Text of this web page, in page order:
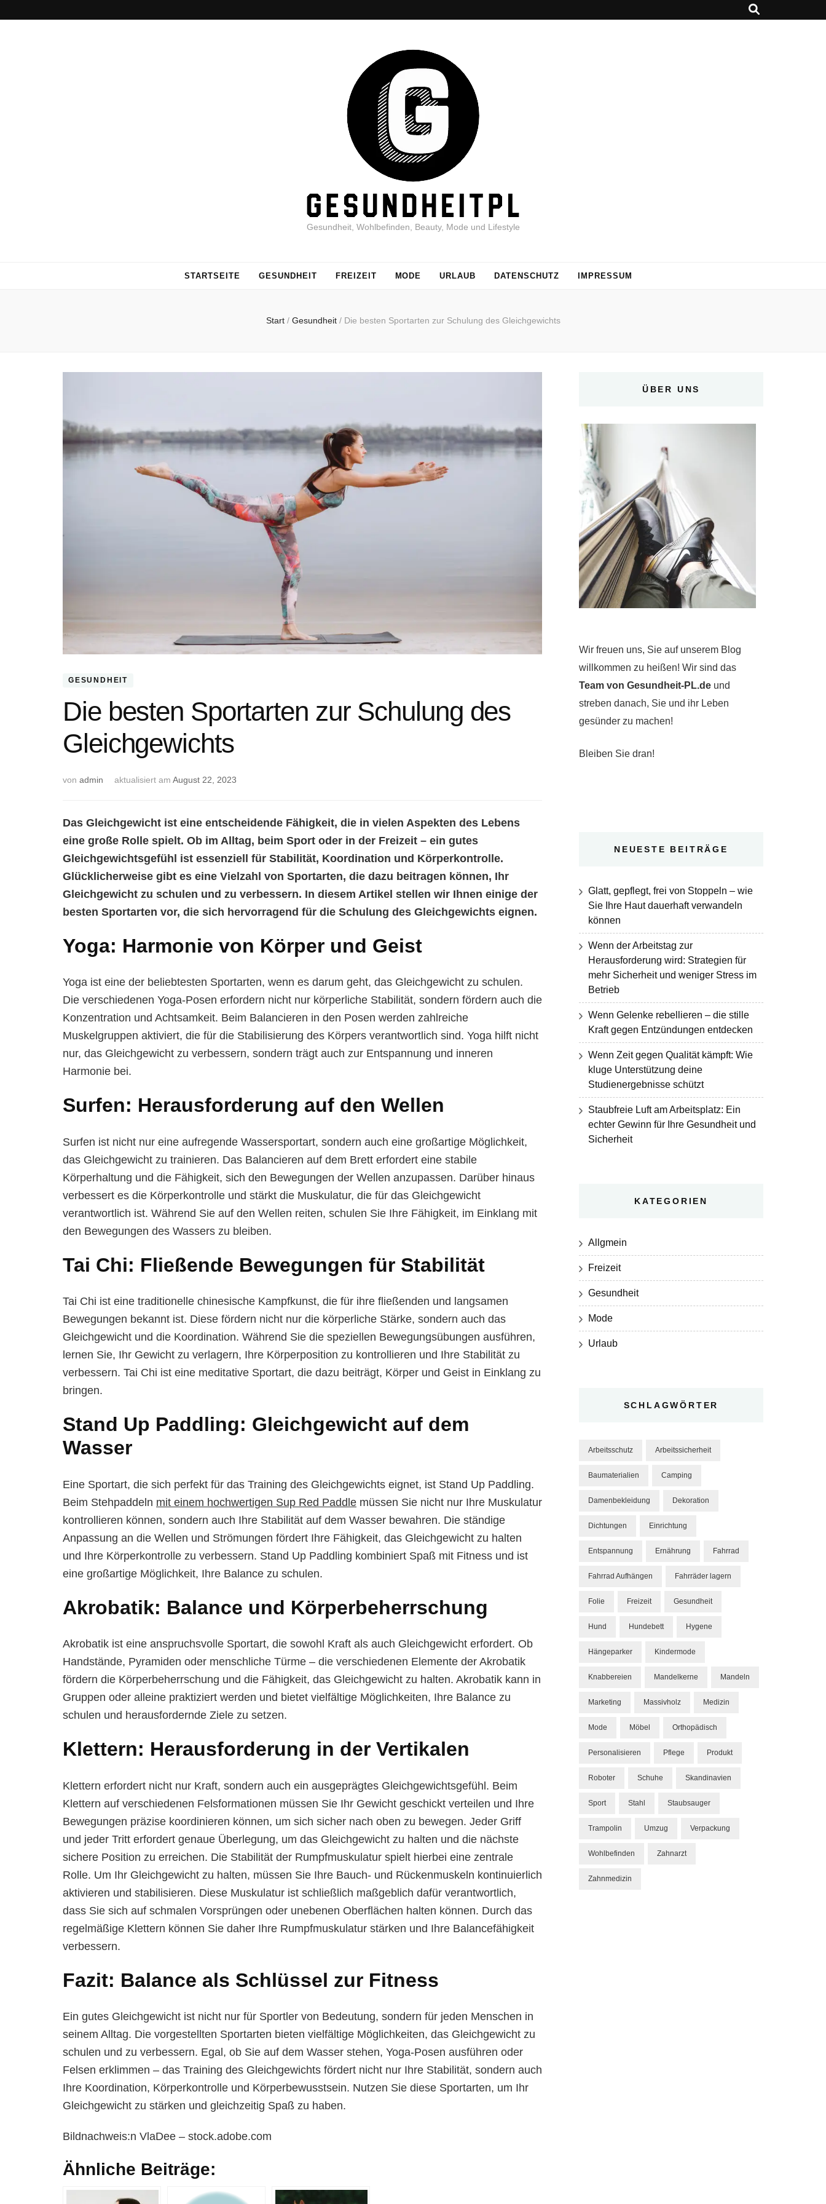
Gesundheit, Wohlbefinden, Beauty, Mode und Lifestyle
STARTSEITE GESUNDHEIT FREIZEIT MODE URLAUB DATENSCHUTZ IMPRESSUM
Start / Gesundheit / Die besten Sportarten zur Schulung des Gleichgewichts
GESUNDHEIT
Die besten Sportarten zur Schulung des
Gleichgewichts
von admin aktualisiert am August 22, 2023
Das Gleichgewicht ist eine entscheidende Fähigkeit, die in vielen Aspekten des Lebens
eine große Rolle spielt. Ob im Alltag, beim Sport oder in der Freizeit – ein gutes
Gleichgewichtsgefühl ist essenziell für Stabilität, Koordination und Körperkontrolle.
Glücklicherweise gibt es eine Vielzahl von Sportarten, die dazu beitragen können, Ihr
Gleichgewicht zu schulen und zu verbessern. In diesem Artikel stellen wir Ihnen einige der
besten Sportarten vor, die sich hervorragend für die Schulung des Gleichgewichts eignen.
Yoga: Harmonie von Körper und Geist
Yoga ist eine der beliebtesten Sportarten, wenn es darum geht, das Gleichgewicht zu schulen.
Die verschiedenen Yoga-Posen erfordern nicht nur körperliche Stabilität, sondern fördern auch die
Konzentration und Achtsamkeit. Beim Balancieren in den Posen werden zahlreiche
Muskelgruppen aktiviert, die für die Stabilisierung des Körpers verantwortlich sind. Yoga hilft nicht
nur, das Gleichgewicht zu verbessern, sondern trägt auch zur Entspannung und inneren
Harmonie bei.
Surfen: Herausforderung auf den Wellen
Surfen ist nicht nur eine aufregende Wassersportart, sondern auch eine großartige Möglichkeit,
das Gleichgewicht zu trainieren. Das Balancieren auf dem Brett erfordert eine stabile
Körperhaltung und die Fähigkeit, sich den Bewegungen der Wellen anzupassen. Darüber hinaus
verbessert es die Körperkontrolle und stärkt die Muskulatur, die für das Gleichgewicht
verantwortlich ist. Während Sie auf den Wellen reiten, schulen Sie Ihre Fähigkeit, im Einklang mit
den Bewegungen des Wassers zu bleiben.
Tai Chi: Fließende Bewegungen für Stabilität
Tai Chi ist eine traditionelle chinesische Kampfkunst, die für ihre fließenden und langsamen
Bewegungen bekannt ist. Diese fördern nicht nur die körperliche Stärke, sondern auch das
Gleichgewicht und die Koordination. Während Sie die speziellen Bewegungsübungen ausführen,
lernen Sie, Ihr Gewicht zu verlagern, Ihre Körperposition zu kontrollieren und Ihre Stabilität zu
verbessern. Tai Chi ist eine meditative Sportart, die dazu beiträgt, Körper und Geist in Einklang zu
bringen.
Stand Up Paddling: Gleichgewicht auf dem
Wasser
Eine Sportart, die sich perfekt für das Training des Gleichgewichts eignet, ist Stand Up Paddling.
Beim Stehpaddeln mit einem hochwertigen Sup Red Paddle müssen Sie nicht nur Ihre Muskulatur
kontrollieren können, sondern auch Ihre Stabilität auf dem Wasser bewahren. Die ständige
Anpassung an die Wellen und Strömungen fördert Ihre Fähigkeit, das Gleichgewicht zu halten
und Ihre Körperkontrolle zu verbessern. Stand Up Paddling kombiniert Spaß mit Fitness und ist
eine großartige Möglichkeit, Ihre Balance zu schulen.
Akrobatik: Balance und Körperbeherrschung
Akrobatik ist eine anspruchsvolle Sportart, die sowohl Kraft als auch Gleichgewicht erfordert. Ob
Handstände, Pyramiden oder menschliche Türme – die verschiedenen Elemente der Akrobatik
fördern die Körperbeherrschung und die Fähigkeit, das Gleichgewicht zu halten. Akrobatik kann in
Gruppen oder alleine praktiziert werden und bietet vielfältige Möglichkeiten, Ihre Balance zu
schulen und herausfordernde Ziele zu setzen.
Klettern: Herausforderung in der Vertikalen
Klettern erfordert nicht nur Kraft, sondern auch ein ausgeprägtes Gleichgewichtsgefühl. Beim
Klettern auf verschiedenen Felsformationen müssen Sie Ihr Gewicht geschickt verteilen und Ihre
Bewegungen präzise koordinieren können, um sich sicher nach oben zu bewegen. Jeder Griff
und jeder Tritt erfordert genaue Überlegung, um das Gleichgewicht zu halten und die nächste
sichere Position zu erreichen. Die Stabilität der Rumpfmuskulatur spielt hierbei eine zentrale
Rolle. Um Ihr Gleichgewicht zu halten, müssen Sie Ihre Bauch- und Rückenmuskeln kontinuierlich
aktivieren und stabilisieren. Diese Muskulatur ist schließlich maßgeblich dafür verantwortlich,
dass Sie sich auf schmalen Vorsprüngen oder unebenen Oberflächen halten können. Durch das
regelmäßige Klettern können Sie daher Ihre Rumpfmuskulatur stärken und Ihre Balancefähigkeit
verbessern.
Fazit: Balance als Schlüssel zur Fitness
Ein gutes Gleichgewicht ist nicht nur für Sportler von Bedeutung, sondern für jeden Menschen in
seinem Alltag. Die vorgestellten Sportarten bieten vielfältige Möglichkeiten, das Gleichgewicht zu
schulen und zu verbessern. Egal, ob Sie auf dem Wasser stehen, Yoga-Posen ausführen oder
Felsen erklimmen – das Training des Gleichgewichts fördert nicht nur Ihre Stabilität, sondern auch
Ihre Koordination, Körperkontrolle und Körperbewusstsein. Nutzen Sie diese Sportarten, um Ihr
Gleichgewicht zu stärken und gleichzeitig Spaß zu haben.
Bildnachweis:n VlaDee – stock.adobe.com
Ähnliche Beiträge:
ÜBER UNS
Wir freuen uns, Sie auf unserem Blog
willkommen zu heißen! Wir sind das
Team von Gesundheit-PL.de und
streben danach, Sie und ihr Leben
gesünder zu machen!
Bleiben Sie dran!
NEUESTE BEITRÄGE
Glatt, gepflegt, frei von Stoppeln – wie
Sie Ihre Haut dauerhaft verwandeln
können
Wenn der Arbeitstag zur
Herausforderung wird: Strategien für
mehr Sicherheit und weniger Stress im
Betrieb
Wenn Gelenke rebellieren – die stille
Kraft gegen Entzündungen entdecken
Wenn Zeit gegen Qualität kämpft: Wie
kluge Unterstützung deine
Studienergebnisse schützt
Staubfreie Luft am Arbeitsplatz: Ein
echter Gewinn für Ihre Gesundheit und
Sicherheit
KATEGORIEN
Allgmein
Freizeit
Gesundheit
Mode
Urlaub
SCHLAGWÖRTER
Arbeitsschutz Arbeitssicherheit
Baumaterialien Camping
Damenbekleidung Dekoration
Dichtungen Einrichtung
Entspannung Ernährung Fahrrad
Fahrrad Aufhängen Fahrräder lagern
Folie Freizeit Gesundheit
Hund Hundebett Hygene
Hängeparker Kindermode
Knabbereien Mandelkerne Mandeln
Marketing Massivholz Medizin
Mode Möbel Orthopädisch
Personalisieren Pflege Produkt
Roboter Schuhe Skandinavien
Sport Stahl Staubsauger
Trampolin Umzug Verpackung
Wohlbefinden Zahnarzt
Zahnmedizin